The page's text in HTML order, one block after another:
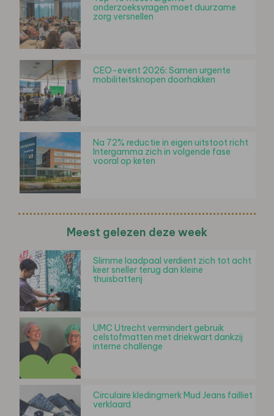
onderzoeksvragen moet duurzame
zorg versnellen
CEO-event 2026: Samen urgente
mobiliteitsknopen doorhakken
Na 72% reductie in eigen uitstoot richt
Intergamma zich in volgende fase
vooral op keten
Meest gelezen deze week
Slimme laadpaal verdient zich tot acht
keer sneller terug dan kleine
thuisbatterij
UMC Utrecht vermindert gebruik
celstofmatten met driekwart dankzij
interne challenge
Circulaire kledingmerk Mud Jeans failliet
verklaard